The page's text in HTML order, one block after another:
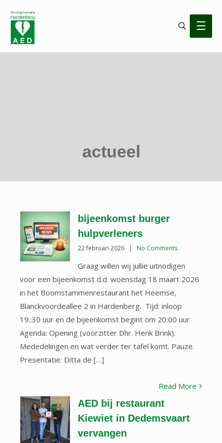
Main
Search
actueel
bijeenkomst burger
hulpverleners
22 februari 2026 | No Comments
Graag willen wij jullie uitnodigen
voor een bijeenkomst d.d. woensdag 18 maart 2026
in het Boomstammenrestaurant het Heemse,
Blanckvoordeallee 2 in Hardenberg. Tijd: inloop
19.:30 uur en de bijeenkomst begint om 20:00 uur
Agenda: Opening (voorzitter Dhr. Henk Brink).
Mededelingen en wat verder ter tafel komt. Pauze.
Presentatie: Ditta de […]
Read More
AED bij restaurant
Kiewiet in Dedemsvaart
vervangen